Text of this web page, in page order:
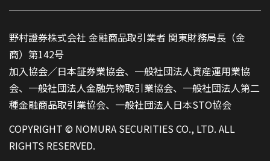
野村證券株式会社 金融商品取引業者 関東財務局長（金
商）第142号
加入協会／日本証券業協会、一般社団法人資産運用業協
会、一般社団法人金融先物取引業協会、一般社団法人第二
種金融商品取引業協会、一般社団法人日本STO協会
COPYRIGHT © NOMURA SECURITIES CO., LTD. ALL
RIGHTS RESERVED.